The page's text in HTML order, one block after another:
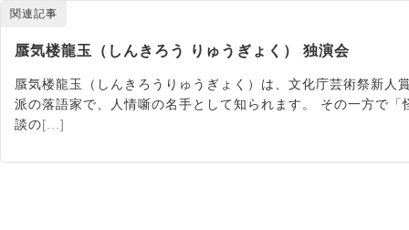
関連記事
蜃気楼龍玉（しんきろう りゅうぎょく） 独演会
蜃気楼龍玉（しんきろうりゅうぎょく）は、文化庁芸術祭新人
派の落語家で、人情噺の名手として知られます。 その一方で
談の[...]